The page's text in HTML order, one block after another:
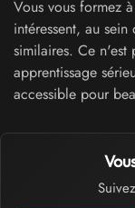
Vous vous formez
intéressent, au
similaires. Ce n'est
apprentissage
accessible pour